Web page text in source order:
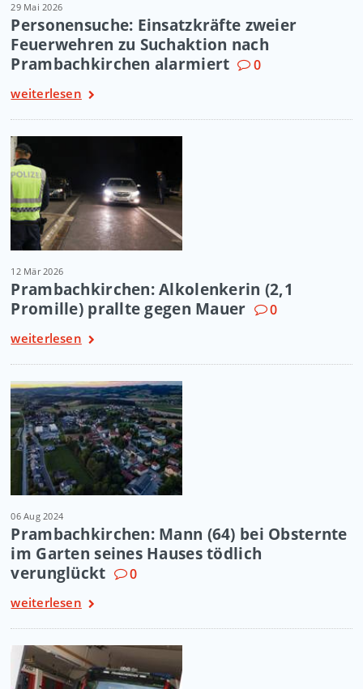
29 Mai 2026
Personensuche: Einsatzkräfte zweier
Feuerwehren zu Suchaktion nach
Prambachkirchen alarmiert
0
weiterlesen
12 Mär 2026
Prambachkirchen: Alkolenkerin (2,1
Promille) prallte gegen Mauer
0
weiterlesen
06 Aug 2024
Prambachkirchen: Mann (64) bei Obsternte
im Garten seines Hauses tödlich
verunglückt
0
weiterlesen